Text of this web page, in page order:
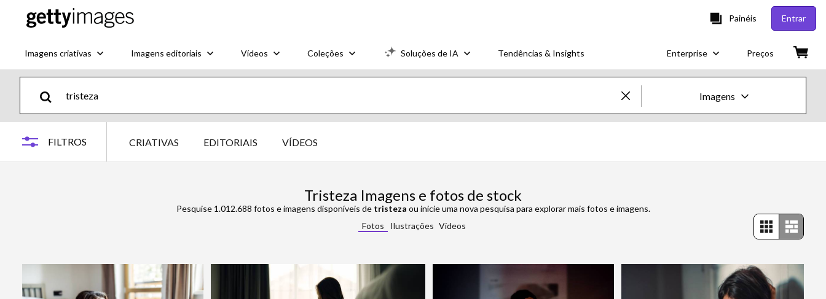
Painéis Entrar
Imagens criativas Imagens editoriais Vídeos Coleções Soluções de IA Tendências & Insights Enterprise Preços
Imagens
Vídeos criativos
Vídeos editoriais
FILTROS CRIATIVAS EDITORIAIS VÍDEOS
Tristeza Imagens e fotos de stock
Pesquise 1.012.688 fotos e imagens disponíveis de tristeza ou inicie uma nova pesquisa para explorar mais fotos e imagens.
Fotos
Ilustrações Vídeos